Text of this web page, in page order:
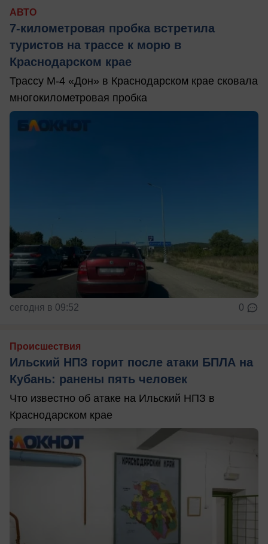
АВТО
7-километровая пробка встретила
туристов на трассе к морю в
Краснодарском крае
Трассу М-4 «Дон» в Краснодарском крае сковала
многокилометровая пробка
сегодня в 09:52 0
Происшествия
Ильский НПЗ горит после атаки БПЛА на
Кубань: ранены пять человек
Что известно об атаке на Ильский НПЗ в
Краснодарском крае